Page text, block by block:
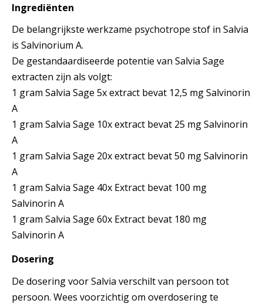
Ingrediënten
De belangrijkste werkzame psychotrope stof in Salvia
is Salvinorium A.
De gestandaardiseerde potentie van Salvia Sage
extracten zijn als volgt:
1 gram Salvia Sage 5x extract bevat 12,5 mg Salvinorin
A
1 gram Salvia Sage 10x extract bevat 25 mg Salvinorin
A
1 gram Salvia Sage 20x extract bevat 50 mg Salvinorin
A
1 gram Salvia Sage 40x Extract bevat 100 mg
Salvinorin A
1 gram Salvia Sage 60x Extract bevat 180 mg
Salvinorin A
Dosering
De dosering voor Salvia verschilt van persoon tot
persoon. Wees voorzichtig om overdosering te